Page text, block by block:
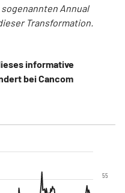
Annual
Transformation.
informative
bei Cancom
55